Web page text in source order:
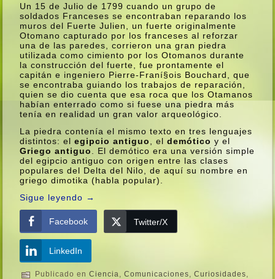
Un 15 de Julio de 1799 cuando un grupo de
soldados Franceses se encontraban reparando los
muros del Fuerte Julien, un fuerte originalmente
Otomano capturado por los franceses al reforzar
una de las paredes, corrieron una gran piedra
utilizada como cimiento por los Otomanos durante
la construcción del fuerte, fue prontamente el
capitán e ingeniero Pierre-Franí§ois Bouchard, que
se encontraba guiando los trabajos de reparación,
quien se dio cuenta que esa roca que los Otamanos
habí­an enterrado como si fuese una piedra más
tení­a en realidad un gran valor arqueológico.
La piedra contení­a el mismo texto en tres lenguajes
distintos: elegipcio antiguo , eldemótico y el
Griego antiguo
. El demótico era una versión simple
del egipcio antiguo con origen entre las clases
populares del Delta del Nilo, de aquí­ su nombre en
griego dimotika (habla popular).
Sigue leyendo →
Facebook Twitter/X
LinkedIn
Publicado en Ciencia ,Comunicaciones ,Curiosidades